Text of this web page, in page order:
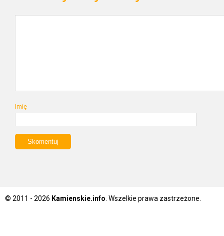
Imię
© 2011 - 2026 Kamienskie.info. Wszelkie prawa zastrzeżone.